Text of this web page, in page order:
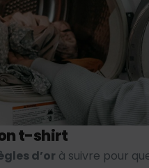
t-shirt
d’or à suivre pour